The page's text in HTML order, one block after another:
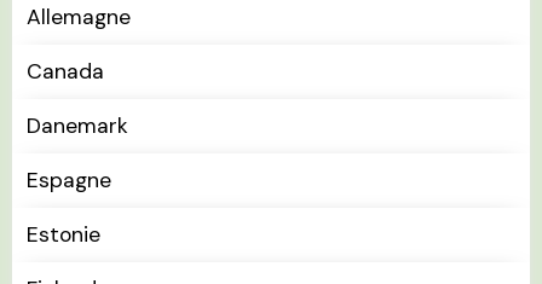
Allemagne
Canada
Danemark
Espagne
Estonie